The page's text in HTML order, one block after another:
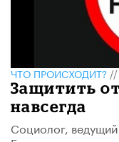
ЧТО ПРОИСХОДИТ?
Защитить от
навсегда
Социолог,